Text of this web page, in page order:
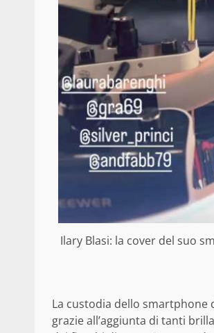
Ilary Blasi: la cover del suo
La custodia dello
grazie all’aggiunta di tanti